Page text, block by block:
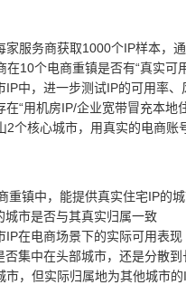
家服务商获取1000个IP样本，
在10个电商重镇是否有“真实可
IP中，进一步测试IP的可用率
在“用机房IP/企业宽带冒充本地
2个核心城市，用真实的电商
重镇中，能提供真实住宅IP的
城市是否与其真实归属一致
IP在电商场景下的实际可用表现
否集中在头部城市，还是分散到
市，但实际归属地为其他城市